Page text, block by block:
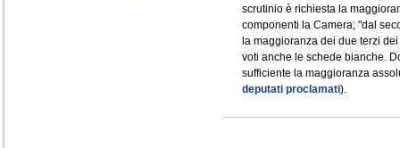
scrutinio è richiesta la
componenti la Camera; "dal
la maggioranza dei due terzi
voti anche le schede bianche.
sufficiente la maggioranza
deputati proclamati).